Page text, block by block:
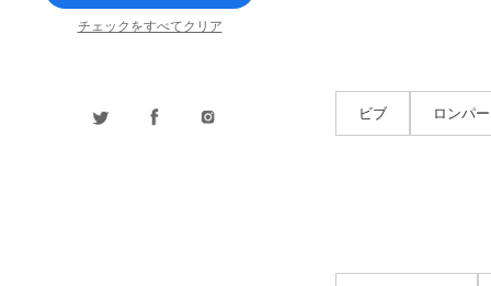
ビブ ロンパ
チェックをすべてクリア